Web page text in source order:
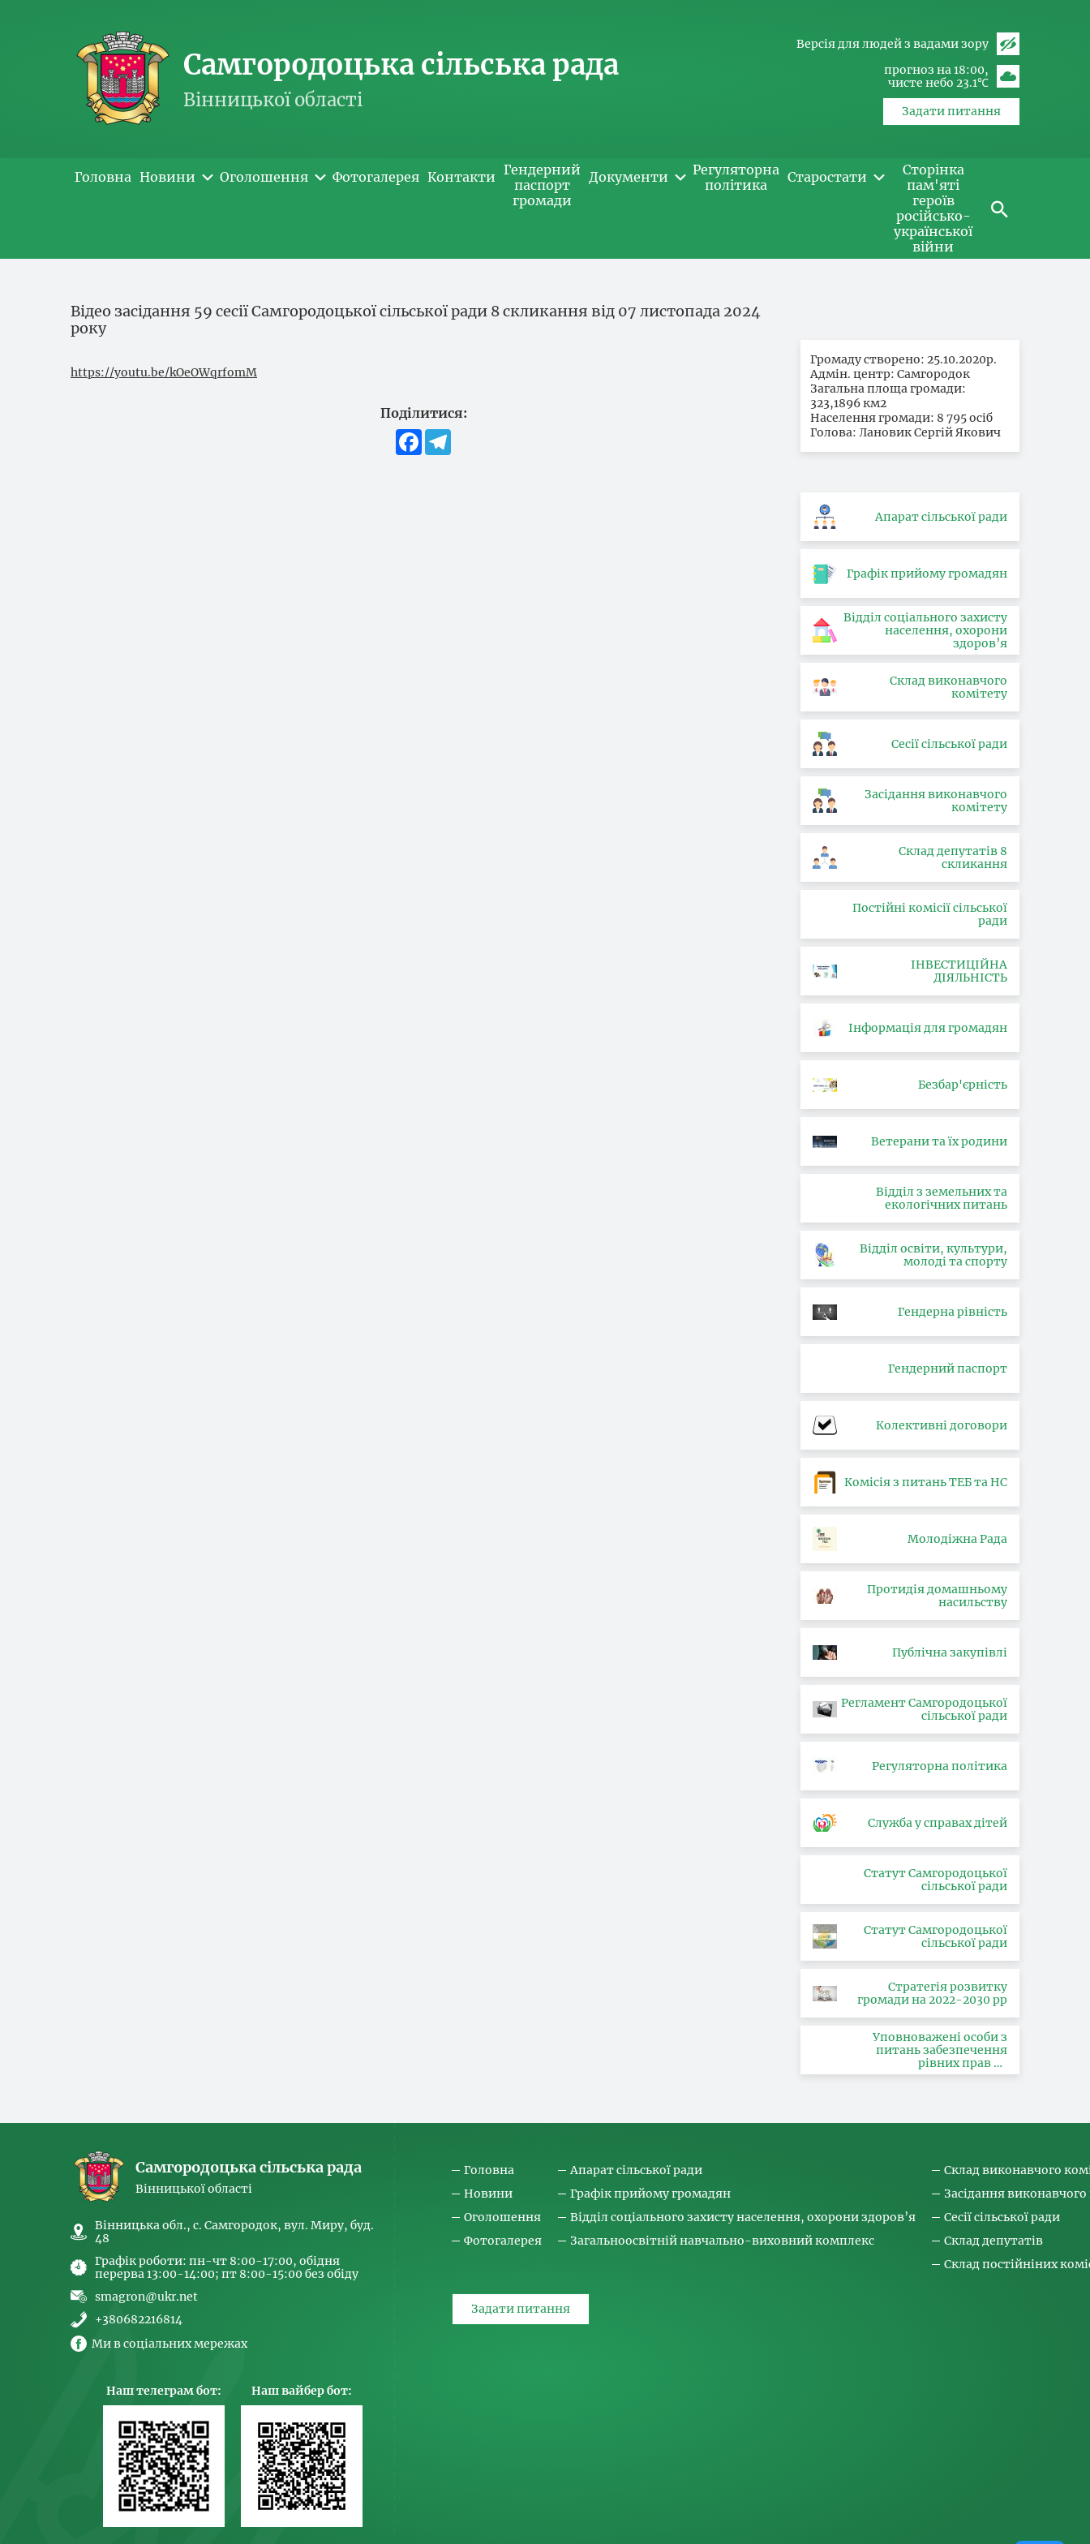
Самгородоцька сільська рада
Вінницької області
Версія для людей з вадами зору
прогноз на 18:00
чисте небо 23.1℃
Задати питання
Головна Новини Оголошення Фотогалерея Контакти Гендерний
паспорт
громади
Документи
Регуляторна
політика
Старостати
Сторінка
пам'яті
героїв
російсько-
української
війни
Відео засідання 59 сесії Самгородоцької сільської ради 8 скликання від 07 листопада 2024
року
https://youtu.be/kOeOWqrfomM
Поділитися:
Facebook
Громаду створено: 25.10.2020р.
Адмін. центр: Самгородок
Загальна площа громади:
323,1896 км2
Населення громади: 8 795 осіб
Голова: Лановик Сергій Якович
Апарат сільської ради
Графік прийому громадян
Відділ соціального захисту
населення, охорони
здоров’я
Склад виконавчого
комітету
Сесії сільської ради
Засідання виконавчого
комітету
Склад депутатів 8
скликання
Постійні комісії сільської
ради
ІНВЕСТИЦІЙНА
ДІЯЛЬНІСТЬ
Інформація для громадян
Безбар'єрність
Ветерани та їх родини
Відділ з земельних та
екологічних питань
Відділ освіти, культури,
молоді та спорту
Гендерна рівність
Гендерний паспорт
Колективні договори
Комісія з питань ТЕБ та НС
Молодіжна Рада
Протидія домашньому
насильству
Публічна закупівлі
Регламент Самгородоцької
сільської ради
Регуляторна політика
Служба у справах дітей
Статут Самгородоцької
сільської ради
Статут Самгородоцької
сільської ради
Стратегія розвитку
громади на 2022-2030 рр
Уповноважені особи з
питань забезпечення
рівних прав та
можливостей жінок і
здійснення заходів,
людьми та координатора
Самгородоцька сільська рада
Вінницької області
Вінницька обл., с. Самгородок, вул. Миру, буд.
48
Графік роботи: пн-чт 8:00-17:00, обідня
перерва 13:00-14:00; пт 8:00-15:00 без обіду
smagron@ukr.net
+380682216814
Ми в соціальних мережах
Наш телеграм бот: Наш вайбер бот:
Головна
Новини
Оголошення
Фотогалерея
Апарат сільської ради
Графік прийому громадян
Відділ соціального захисту населення, охорони здоров’я
Загальноосвітній навчально-виховний комплекс
Склад виконавчого
Засідання
Сесії сільської ради
Склад депутатів
Склад постійніних
Задати питання